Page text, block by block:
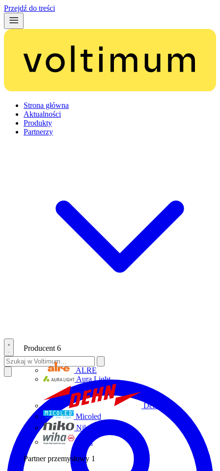
Przejdź do treści
Strona główna
Aktualności
Produkty
Partnerzy
Producent 6
ALRE
Aura Light
Dehn
Micoled
Niko
Wiha
Partner przemysłowy 1